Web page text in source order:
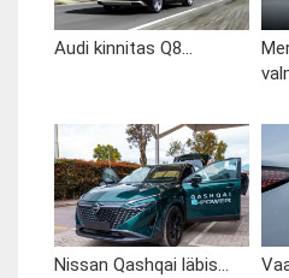
Audi kinnitas Q8...
Nissan Qashqai läbis...